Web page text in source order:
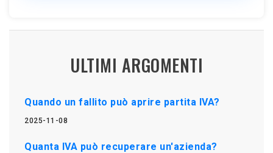
ULTIMI ARGOMENTI
Quando un fallito può aprire partita IVA?
2025-11-08
Quanta IVA può recuperare un'azienda?